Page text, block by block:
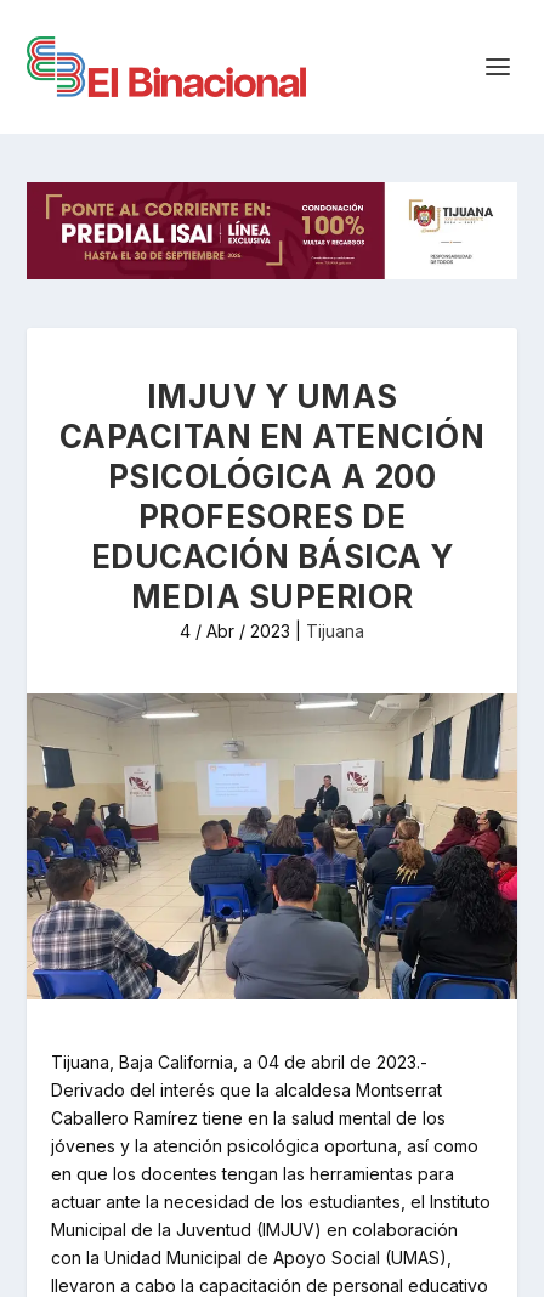
IMJUV Y UMAS
CAPACITAN EN ATENCIÓN
PSICOLÓGICA A 200
PROFESORES DE
EDUCACIÓN BÁSICA Y
MEDIA SUPERIOR
4 / Abr / 2023 Tijuana
Tijuana, Baja California, a 04 de abril de 2023.-
Derivado del interés que la alcaldesa Montserrat
Caballero Ramírez tiene en la salud mental de los
jóvenes y la atención psicológica oportuna, así como
en que los docentes tengan las herramientas para
actuar ante la necesidad de los estudiantes, el Instituto
Municipal de la Juventud (IMJUV) en colaboración
con la Unidad Municipal de Apoyo Social (UMAS),
llevaron a cabo la capacitación de personal educativo